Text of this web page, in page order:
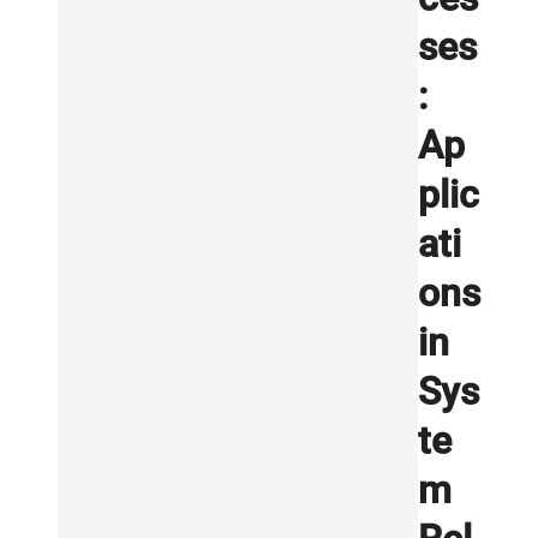
ses
:
Ap
plic
ati
ons
in
Sys
te
m